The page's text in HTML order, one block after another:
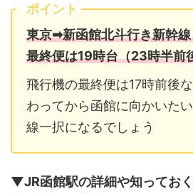
ポイント
東京➡新函館北斗行き新幹
最終便は19時台（23時半前
飛行機の最終便は17時前後
わってから函館に向かいた
線一択になるでしょう
▼JR函館駅の詳細や知ってお